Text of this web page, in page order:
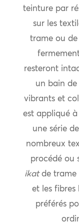
teinture par
sur les
trame ou de
resteront
un bain de
vibrants et
est appliqué
une série
nombreux
procédé ou
ikatde trame
et les fibres
préférés